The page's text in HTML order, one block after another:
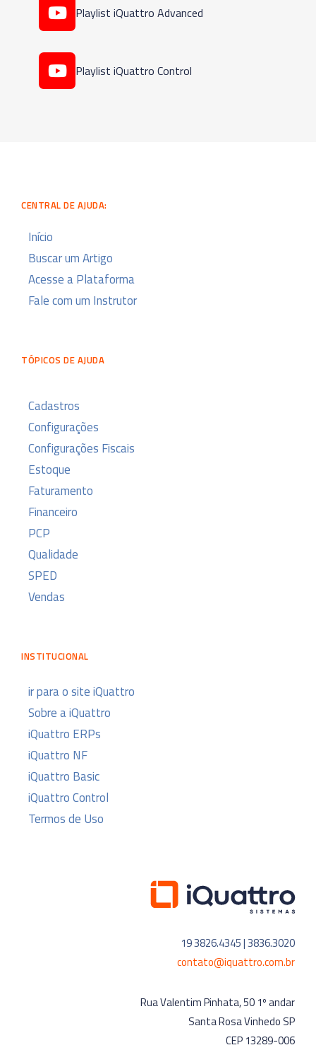
Playlist iQuattro Advanced
Playlist iQuattro Control
CENTRAL DE AJUDA:
Início
Buscar um Artigo
Acesse a Plataforma
Fale com um Instrutor
TÓPICOS DE AJUDA
Cadastros
Configurações
Configurações Fiscais
Estoque
Faturamento
Financeiro
PCP
Qualidade
SPED
Vendas
INSTITUCIONAL
ir para o site iQuattro
Sobre a iQuattro
iQuattro ERPs
iQuattro NF
iQuattro Basic
iQuattro Control
Termos de Uso
19 3826.4345 | 3836.3020
contato@iquattro.com.br
Rua Valentim Pinhata, 50 1º andar
Santa Rosa Vinhedo SP
CEP 13289-006